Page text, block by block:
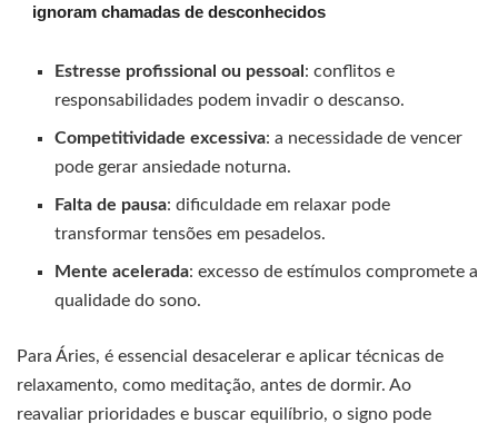
ignoram chamadas de desconhecidos
Estresse profissional ou pessoal : conflitos e
responsabilidades podem invadir o descanso.
Competitividade excessiva: a necessidade de vencer
pode gerar ansiedade noturna.
Falta de pausa: dificuldade em relaxar pode
transformar tensões em pesadelos.
Mente acelerada: excesso de estímulos compromete a
qualidade do sono.
Para Áries, é essencial desacelerar e aplicar técnicas de
relaxamento, como meditação, antes de dormir. Ao
reavaliar prioridades e buscar equilíbrio, o signo pode